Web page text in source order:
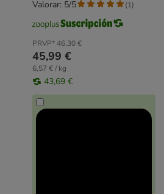
PRVP*46,30 €
45,99 €
6,57 € / kg
43,69 €
Valorar: 5/5 (1)